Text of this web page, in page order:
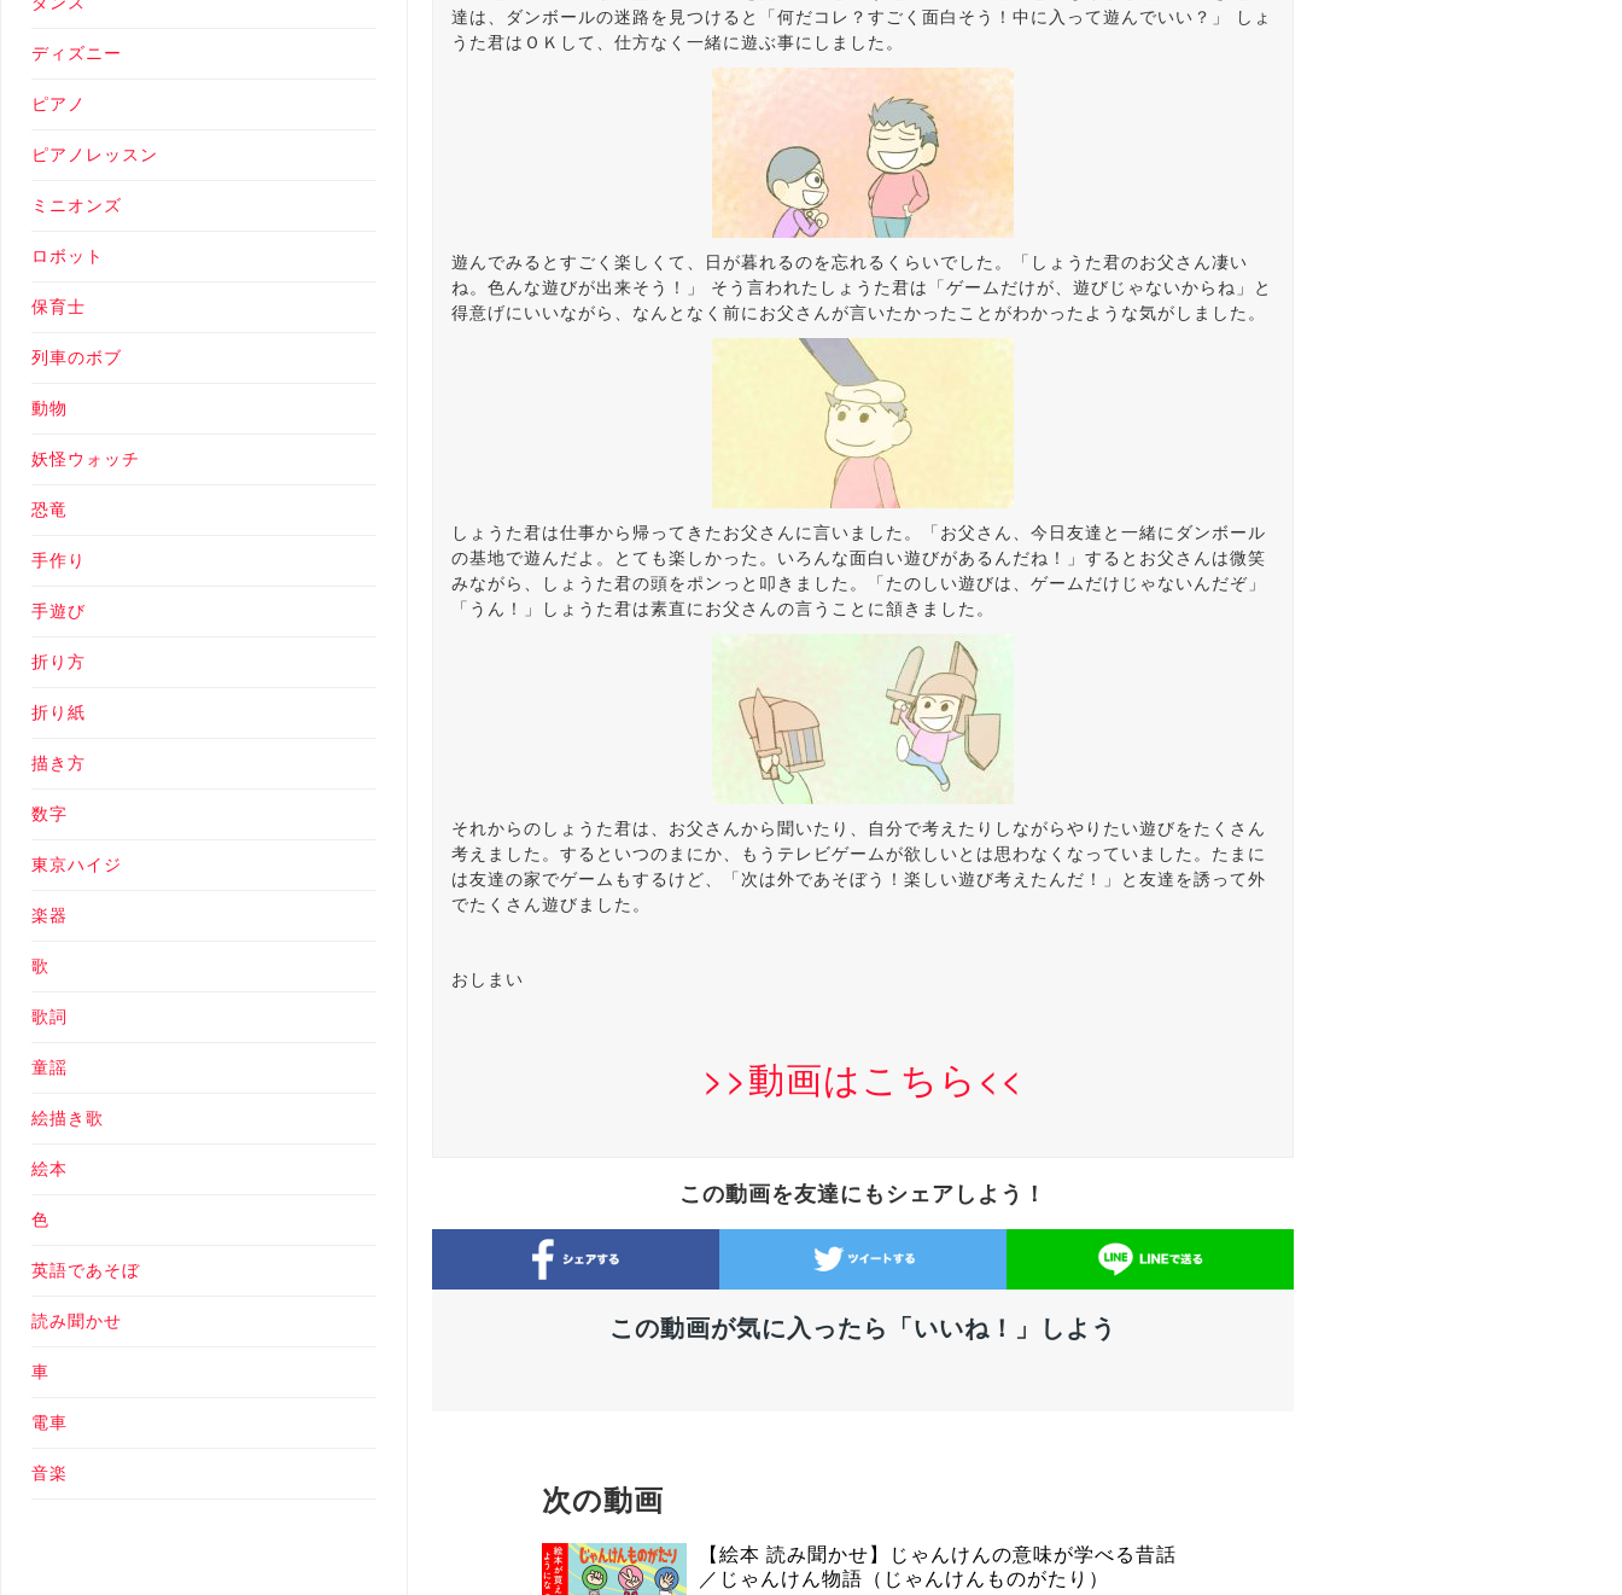
達は、ダンボールの迷路を見つけると「何だコレ？すごく面白そう！中に入って遊んでいい？」 しょ
うた君はＯＫして、仕方なく一緒に遊ぶ事にしました。
遊んでみるとすごく楽しくて、日が暮れるのを忘れるくらいでした。「しょうた君のお父さん凄い
ね。色んな遊びが出来そう！」 そう言われたしょうた君は「ゲームだけが、遊びじゃないからね」と
得意げにいいながら、なんとなく前にお父さんが言いたかったことがわかったような気がしました。
しょうた君は仕事から帰ってきたお父さんに言いました。「お父さん、今日友達と一緒にダンボール
の基地で遊んだよ。とても楽しかった。いろんな面白い遊びがあるんだね！」するとお父さんは微笑
みながら、しょうた君の頭をポンっと叩きました。「たのしい遊びは、ゲームだけじゃないんだぞ」
「うん！」しょうた君は素直にお父さんの言うことに頷きました。
それからのしょうた君は、お父さんから聞いたり、自分で考えたりしながらやりたい遊びをたくさん
考えました。するといつのまにか、もうテレビゲームが欲しいとは思わなくなっていました。たまに
は友達の家でゲームもするけど、「次は外であそぼう！楽しい遊び考えたんだ！」と友達を誘って外
でたくさん遊びました。
おしまい
>>動画はこちら<<
この動画を友達にもシェアしよう！
この動画が気に入ったら「いいね！」しよう
次の動画
【絵本 読み聞かせ】じゃんけんの意味が学べる昔話
／じゃんけん物語（じゃんけんものがたり）
ディズニー
ピアノ
ピアノレッスン
ミニオンズ
ロボット
保育士
列車のボブ
動物
妖怪ウォッチ
恐竜
手作り
手遊び
折り方
折り紙
描き方
数字
東京ハイジ
楽器
歌
歌詞
童謡
絵描き歌
絵本
色
英語であそぼ
読み聞かせ
車
電車
音楽